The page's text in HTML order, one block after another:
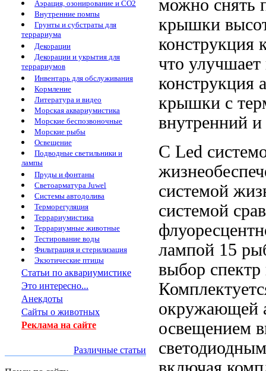
Аэрация, озонирование и CO2
Внутренние помпы
Грунты и субстраты для
террариума
Декорации
Декорации и укрытия для
террариумов
Инвентарь для обслуживания
Кормление
Литература и видео
Морская аквариумистика
Морские беспозвоночные
Морские рыбы
Освещение
Подводные светильники и
лампы
Пруды и фонтаны
Светоарматура Juwel
Системы автодолива
Терморегуляция
Террариумистика
Террариумные животные
Тестирование воды
Фильтрация и стерилизация
Экзотические птицы
Статьи по аквариумистике
Это интересно...
Анекдоты
Сайты о животных
Реклама на сайте
Различные статьи
можно снять
крышки
конструкция
что
конструкция
крышки с
внутренний и
С Led
системой
системой
лампой 15
выбор
окружающей
освещением